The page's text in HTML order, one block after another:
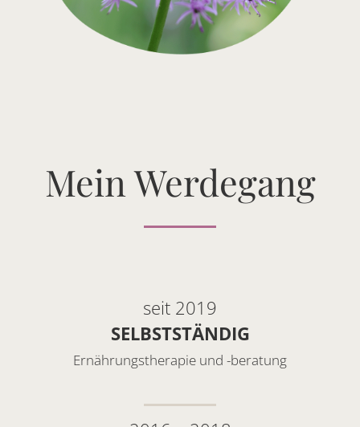
Mein Werdegang
seit 2019
SELBSTSTÄNDIG
Ernährungstherapie und -beratung